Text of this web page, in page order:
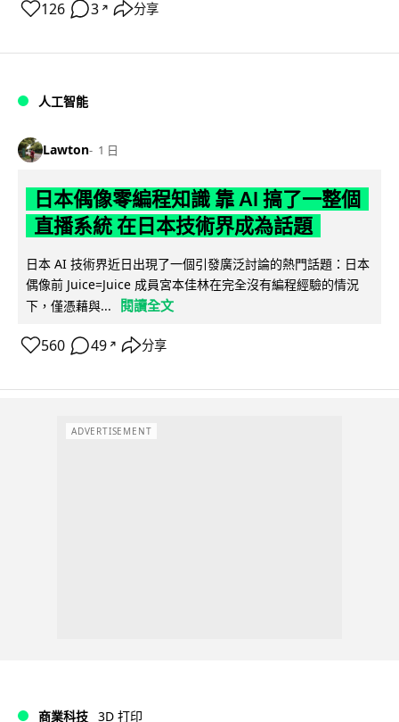
126 3 ↗ 分享
人工智能
Lawton 1 日
日本偶像零編程知識 靠 AI 搞了一整個
直播系統 在日本技術界成為話題
日本 AI 技術界近日出現了一個引發廣泛討論的熱門話題：日本
偶像前 Juice=Juice 成員宮本佳林在完全沒有編程經驗的情況
下，僅憑藉與...
閱讀全文
560 49 ↗ 分享
ADVERTISEMENT
商業科技 3D 打印